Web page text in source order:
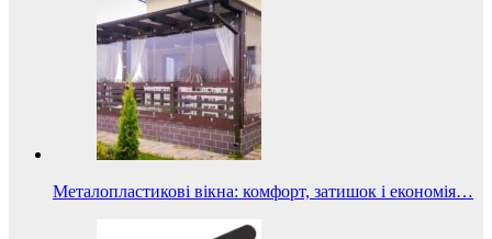
Металопластикові вікна: комфорт, затишок і економія…